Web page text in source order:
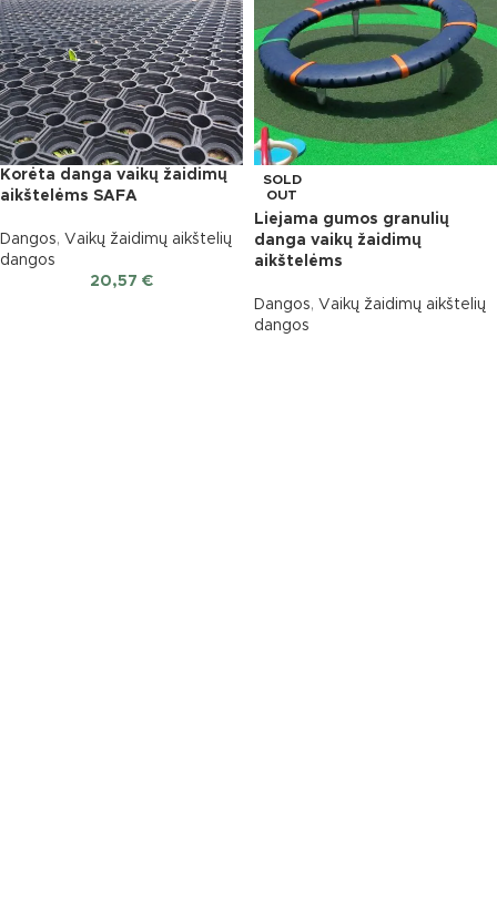
Korėta danga vaikų žaidimų
aikštelėms SAFA
Dangos, Vaikų žaidimų aikštelių
dangos
20,57 €
SOLD
OUT
Liejama gumos granulių
danga vaikų žaidimų
aikštelėms
Dangos, Vaikų žaidimų aikštelių
dangos